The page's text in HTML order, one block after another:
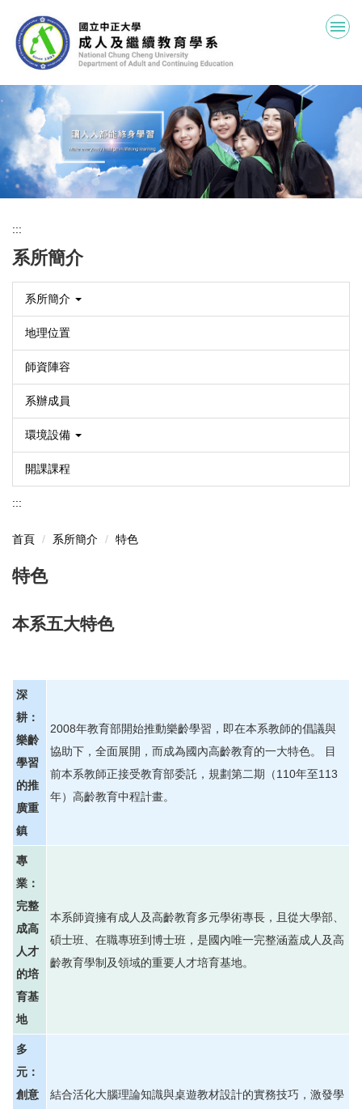
到
主
區
:::
系所簡介
系所簡介
地理位置
師資陣容
系辦成員
環境設備
開課課程
:::
首頁 系所簡介 特色
特色
本系五大特色
深
耕：
樂齡
學習
的推
廣重
鎮
2008年教育部開始推動樂齡學習，即在本系教師的倡議與
協助下，全面展開，而成為國內高齡教育的一大特色。 目
前本系教師正接受教育部委託，規劃第二期（110年至113
年）高齡教育中程計畫。
專
業：
完整
成高
人才
的培
育基
地
本系師資擁有成人及高齡教育多元學術專長，且從大學部、
碩士班、在職專班到博士班，是國內唯一完整涵蓋成人及高
齡教育學制及領域的重要人才培育基地。
多
元：
創意
結合活化大腦理論知識與桌遊教材設計的實務技巧，激發學